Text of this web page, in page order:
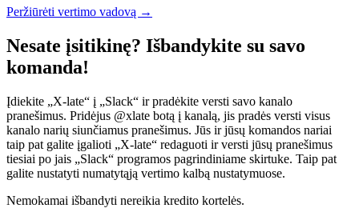
Peržiūrėti vertimo vadovą →
Nesate įsitikinę? Išbandykite su savo
komanda!
Įdiekite „X-late“ į „Slack“ ir pradėkite versti savo kanalo
pranešimus. Pridėjus @xlate botą į kanalą, jis pradės versti visus
kanalo narių siunčiamus pranešimus. Jūs ir jūsų komandos nariai
taip pat galite įgalioti „X-late“ redaguoti ir versti jūsų pranešimus
tiesiai po jais „Slack“ programos pagrindiniame skirtuke. Taip pat
galite nustatyti numatytąją vertimo kalbą nustatymuose.
Nemokamai išbandyti nereikia kredito kortelės.